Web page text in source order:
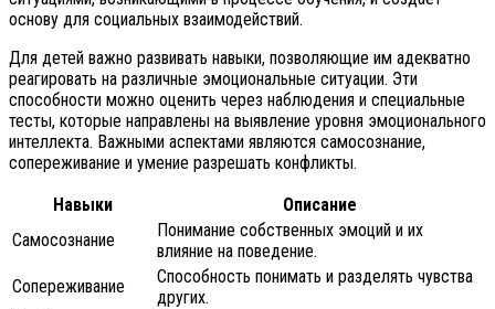
основу для социальных взаимодействий.
Для детей важно развивать навыки, позволяющие им адекватно
реагировать на различные эмоциональные ситуации. Эти
способности можно оценить через наблюдения и специальные
тесты, которые направлены на выявление уровня эмоционального
интеллекта. Важными аспектами являются самосознание,
сопереживание и умение разрешать конфликты.
Навыки
Описание
Самосознание
Понимание собственных эмоций и их
влияние на поведение.
Сопереживание
Способность понимать и разделять чувства
других.